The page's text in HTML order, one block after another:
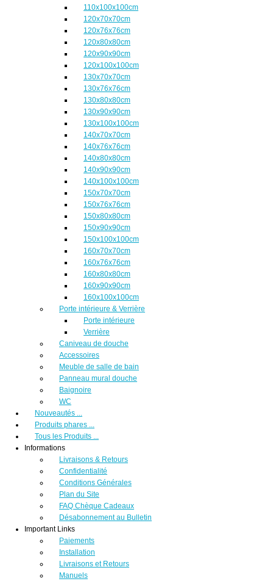
110x100x100cm
120x70x70cm
120x76x76cm
120x80x80cm
120x90x90cm
120x100x100cm
130x70x70cm
130x76x76cm
130x80x80cm
130x90x90cm
130x100x100cm
140x70x70cm
140x76x76cm
140x80x80cm
140x90x90cm
140x100x100cm
150x70x70cm
150x76x76cm
150x80x80cm
150x90x90cm
150x100x100cm
160x70x70cm
160x76x76cm
160x80x80cm
160x90x90cm
160x100x100cm
Porte intérieure & Verrière
Porte intérieure
Verrière
Caniveau de douche
Accessoires
Meuble de salle de bain
Panneau mural douche
Baignoire
WC
Nouveautés ...
Produits phares ...
Tous les Produits ...
Informations
Livraisons & Retours
Confidentialité
Conditions Générales
Plan du Site
FAQ Chèque Cadeaux
Désabonnement au Bulletin
Important Links
Paiements
Installation
Livraisons et Retours
Manuels